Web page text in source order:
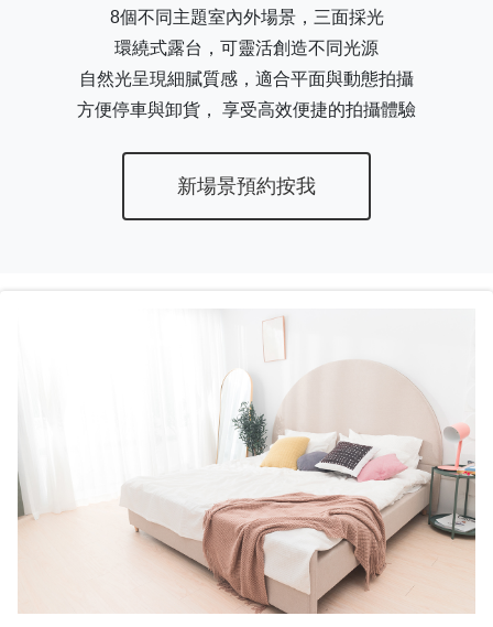
8個不同主題室內外場景，三面採光
環繞式露台，可靈活創造不同光源
自然光呈現細膩質感，適合平面與動態拍攝
方便停車與卸貨， 享受高效便捷的拍攝體驗
新場景預約按我